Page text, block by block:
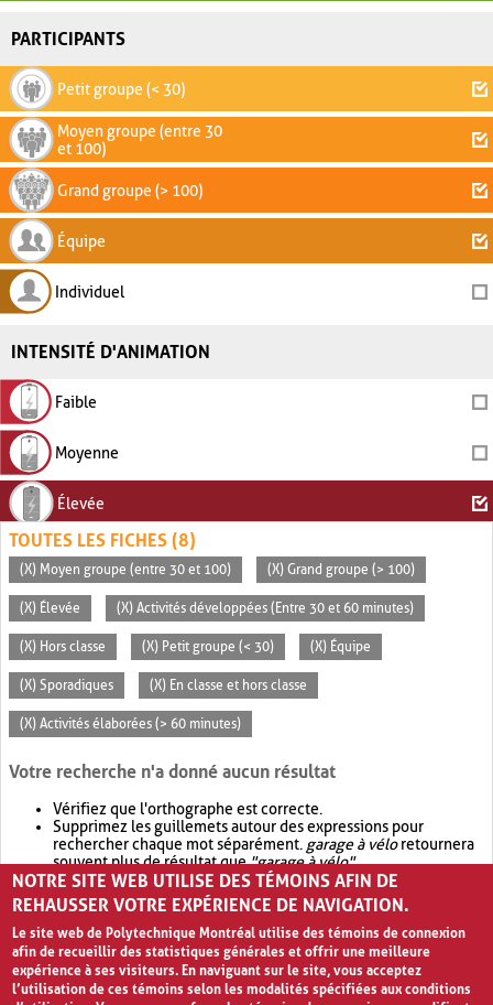
PARTICIPANTS
Petit groupe (< 30)
Moyen groupe (entre 30
et 100)
Grand groupe (> 100)
Équipe
Individuel
INTENSITÉ D'ANIMATION
Faible
Moyenne
Élevée
TOUTES LES FICHES (8)
(X) Moyen groupe (entre 30 et 100) (X) Grand groupe (> 100)
(X) Élevée (X) Activités développées (Entre 30 et 60 minutes)
(X) Hors classe (X) Petit groupe (< 30) (X) Équipe
(X) Sporadiques (X) En classe et hors classe
(X) Activités élaborées (> 60 minutes)
Votre recherche n'a donné aucun résultat
Vérifiez que l'orthographe est correcte.
Supprimez les guillemets autour des expressions pour
rechercher chaque mot séparément. garage à véloretournera
souvent plus de résultat que"garage à vélo".
Envisagez d'élargir votre recherche avec OR.garage OR vélo
retournera souvent plus de résultat quegarage à vélo
NOTRE SITE WEB UTILISE DES TÉMOINS AFIN DE
REHAUSSER VOTRE EXPÉRIENCE DE NAVIGATION.
Le site web de Polytechnique Montréal utilise des témoins de connexion
afin de recueillir des statistiques générales et offrir une meilleure
expérience à ses visiteurs. En naviguant sur le site, vous acceptez
l’utilisation de ces témoins selon les modalités spécifiées aux conditions